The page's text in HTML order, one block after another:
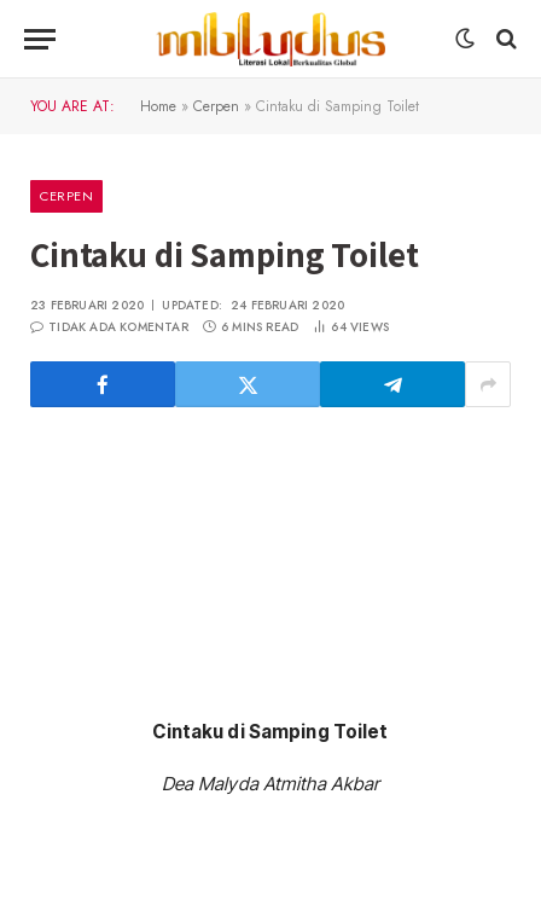
YOU ARE AT: Home » Cerpen » Cintaku di Samping Toilet
CERPEN
Cintaku di Samping Toilet
23 FEBRUARI 2020 UPDATED: 24 FEBRUARI 2020
TIDAK ADA KOMENTAR
6 MINS READ 64VIEWS
Cintaku di Samping Toilet
Dea Malyda Atmitha Akbar